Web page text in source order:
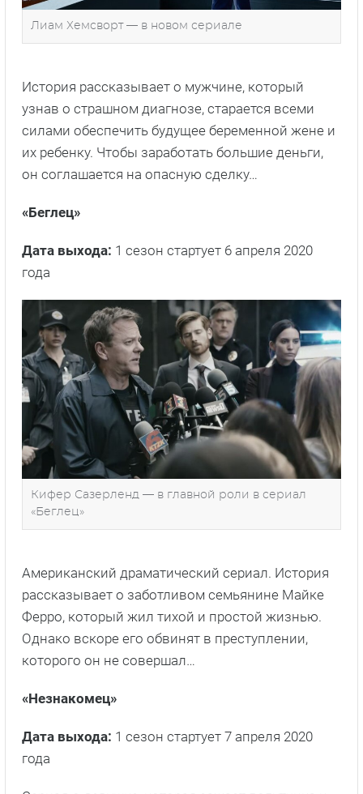
Лиам Хемсворт — в новом сериале
История рассказывает о мужчине, который
узнав о страшном диагнозе, старается всеми
силами обеспечить будущее беременной жене и
их ребенку. Чтобы заработать большие деньги,
он соглашается на опасную сделку…
«Беглец»
Дата выхода: 1 сезон стартует 6 апреля 2020
года
Кифер Сазерленд — в главной роли в сериал
«Беглец»
Американский драматический сериал. История
рассказывает о заботливом семьянине Майке
Ферро, который жил тихой и простой жизнью.
Однако вскоре его обвинят в преступлении,
которого он не совершал…
«Незнакомец»
Дата выхода: 1 сезон стартует 7 апреля 2020
года